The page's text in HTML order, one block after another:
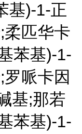
基)-1-正
匹华卡
苯基)-1-
哌卡因
基;那若
苯基)-1-